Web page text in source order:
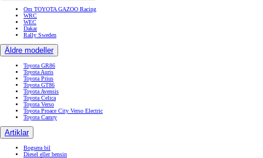
Miljö
Miljö
Miljöutmaning - Environmental Challenge 2050
Hållbar mobilitet
4 steg för en bättre värld
Hållbart samhälle
WLTP
Let´s Go Beyond
Zero City Utställning
adidas Stockholm Marathon
Start Your Impossible
Vad är Start your impossible?
Team Toyota
Mobilitetsprojekt
Mobilitetsprodukter